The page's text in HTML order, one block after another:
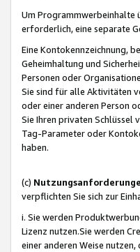
Um Programmwerbeinhalte
erforderlich, eine separate
Eine Kontokennzeichnung,
Geheimhaltung und
Personen oder
Sie sind für alle Aktivitäten
oder einer anderen Person
Sie Ihren privaten
Tag-Parameter oder
haben.
(c)
verpflichten Sie sich zur
i. Sie werden
Lizenz nutzen.Sie werden
einer anderen Weise